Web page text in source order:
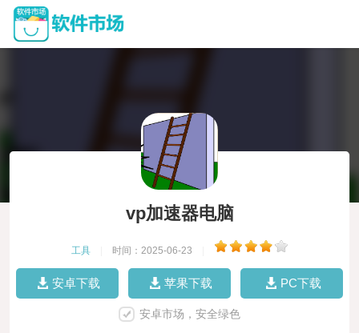
vp加速器电脑
工具 时间：2025-06-23
安卓下载 苹果下载 PC下载
安卓市场，安全绿色